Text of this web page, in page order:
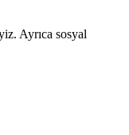
Ayrıca sosyal